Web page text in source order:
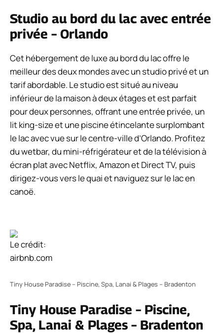
Studio au bord du lac avec entrée
privée – Orlando
Cet hébergement de luxe au bord du lac offre le
meilleur des deux mondes avec un studio privé et un
tarif abordable. Le studio est situé au niveau
inférieur de la maison à deux étages et est parfait
pour deux personnes, offrant une entrée privée, un
lit king-size et une piscine étincelante surplombant
le lac avec vue sur le centre-ville d’Orlando. Profitez
du wetbar, du mini-réfrigérateur et de la télévision à
écran plat avec Netflix, Amazon et Direct TV, puis
dirigez-vous vers le quai et naviguez sur le lac en
canoë.
Le crédit:
airbnb.com
Tiny House Paradise – Piscine, Spa, Lanai & Plages – Bradenton
Tiny House Paradise – Piscine,
Spa, Lanai & Plages – Bradenton